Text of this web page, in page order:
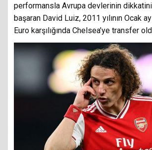
performansla Avrupa devlerinin
başaran David Luiz, 2011 yılının Ocak
Euro karşılığında Chelsea’ye transfer